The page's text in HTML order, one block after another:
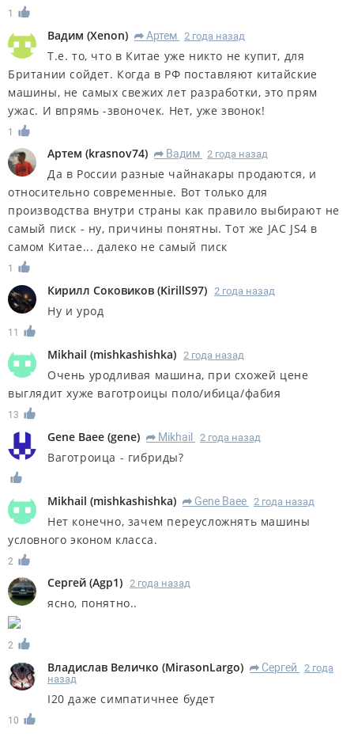
1
Вадим (Xenon) R Артем 2 года назад
Т.е. то, что в Китае уже никто не купит, для
Британии сойдет. Когда в РФ поставляют китайские
машины, не самых свежих лет разработки, это прям
ужас. И впрямь -звоночек. Нет, уже звонок!
1
Артем (krasnov74) R Вадим 2 года назад
Да в России разные чайнакары продаются, и
относительно современные. Вот только для
производства внутри страны как правило выбирают не
самый писк - ну, причины понятны. Тот же JAC JS4 в
самом Китае... далеко не самый писк
1
Кирилл Соковиков (KirillS97) 2 года назад
Ну и урод
11
Mikhail (mishkashishka) 2 года назад
Очень уродливая машина, при схожей цене
выглядит хуже ваготроицы поло/ибица/фабия
13
Gene Baee (gene) R Mikhail 2 года назад
Ваготроица - гибриды?
Mikhail (mishkashishka) R Gene Baee 2 года назад
Нет конечно, зачем переусложнять машины
условного эконом класса.
2
Сергей (Agp1) 2 года назад
ясно, понятно..
2
Владислав Величко (MirasonLargo) R Сергей
2 года
назад
I20 даже симпатичнее будет
10